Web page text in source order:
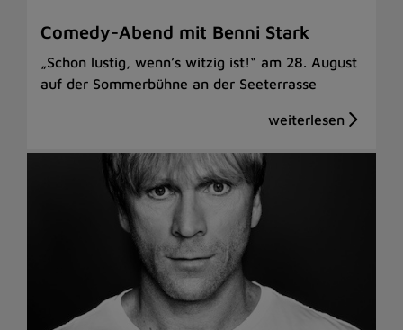
Comedy-Abend mit Benni Stark
„Schon lustig, wenn’s witzig ist!“ am 28. August
auf der Sommerbühne an der Seeterrasse